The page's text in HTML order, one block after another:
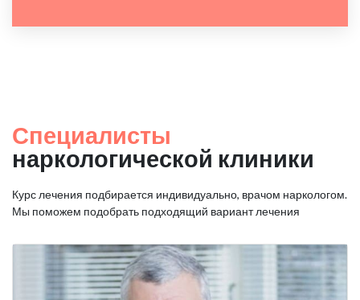
Специалисты
наркологической клиники
Курс лечения подбирается индивидуально, врачом наркологом.
Мы поможем подобрать подходящий вариант лечения